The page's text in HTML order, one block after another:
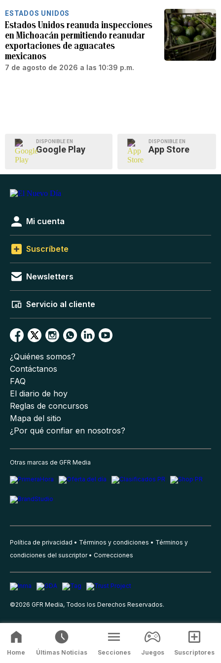
ESTADOS UNIDOS
Estados Unidos reanuda inspecciones
en Michoacán permitiendo reanudar
exportaciones de aguacates
mexicanos
7 de agosto de 2026 a las 10:39 p.m.
DISPONIBLE EN
Google Play
DISPONIBLE EN
App Store
Mi cuenta
Suscríbete
Newsletters
Servicio al cliente
¿Quiénes somos?
Contáctanos
FAQ
El diario de hoy
Reglas de concursos
Mapa del sitio
¿Por qué confiar en nosotros?
Otras marcas de GFR Media
Política de privacidad Términos y condiciones
Términos y
condiciones del suscriptor
Correcciones
©2026 GFR Media, Todos los Derechos Reservados.
Home Últimas Noticias Secciones Juegos Suscriptores